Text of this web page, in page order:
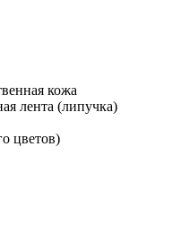
кожа
лента (липучка)
цветов)